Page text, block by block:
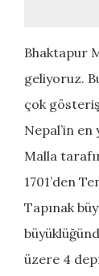
Bhaktapur
geliyoruz.
çok
Nepal’in en
Malla
1701’den
Tapınak
üzere 4